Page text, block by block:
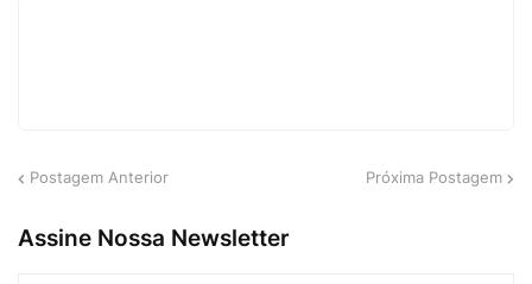
Postagem Anterior Próxima Postagem
Assine Nossa Newsletter